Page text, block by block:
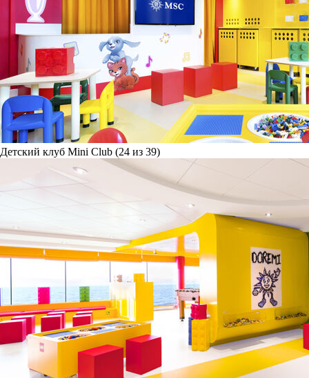
Детский клуб Mini Club (24 из 39)